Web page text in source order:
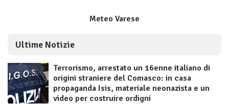
Meteo Varese
Ultime Notizie
Terrorismo, arrestato un 16enne italiano di
origini straniere del Comasco: in casa
propaganda Isis, materiale neonazista e un
video per costruire ordigni